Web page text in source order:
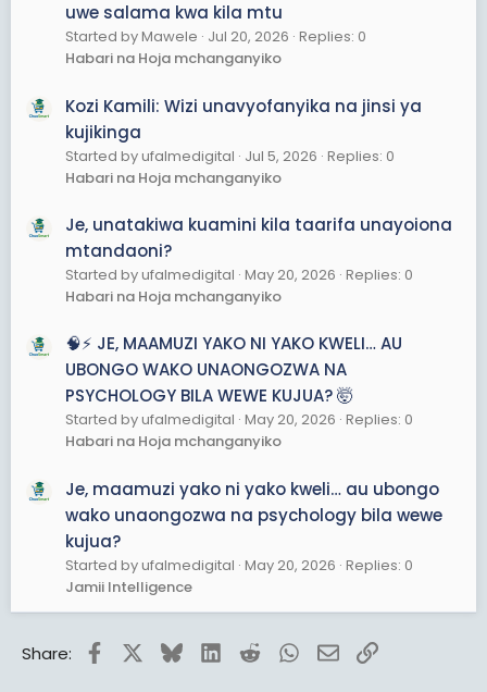
uwe salama kwa kila mtu
Started by Mawele Jul 20, 2026 Replies: 0
Habari na Hoja mchanganyiko
Kozi Kamili: Wizi unavyofanyika na jinsi ya
kujikinga
Started by ufalmedigital Jul 5, 2026 Replies: 0
Habari na Hoja mchanganyiko
Je, unatakiwa kuamini kila taarifa unayoiona
mtandaoni?
Started by ufalmedigital May 20, 2026 Replies: 0
Habari na Hoja mchanganyiko
🧠⚡ JE, MAAMUZI YAKO NI YAKO KWELI… AU
UBONGO WAKO UNAONGOZWA NA
PSYCHOLOGY BILA WEWE KUJUA? 🤯
Started by ufalmedigital May 20, 2026 Replies: 0
Habari na Hoja mchanganyiko
Je, maamuzi yako ni yako kweli… au ubongo
wako unaongozwa na psychology bila wewe
kujua?
Started by ufalmedigital May 20, 2026 Replies: 0
Jamii Intelligence
Share: FacebookBlueskyLinkedInRedditWhatsApp
EmailLink